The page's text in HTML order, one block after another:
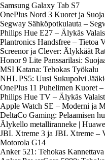
Samsung Galaxy Tab S7
OnePlus Nord 3 Kuoret ja
Segway Sähköpotkulauta –
Philips Hue E27 – Älykäs
Plantronics Handsfree – Tietoa
Screenor ja Clever: Älykkäät
Honor 9 Lite Panssarilasi:
MSI Katana: Tehokas Työkalu
NHL PS5: Uusi Sukupolvi
OnePlus 11 Puhelimen Kuoret
Philips Hue TV – Älykäs
Apple Watch SE – Moderni ja
DeltaCo Gaming: Pelaamisen
Älykello metalliranneke |
JBL Xtreme 3 ja JBL Xtreme –
Motorola G14
Anker 521: Tehokas